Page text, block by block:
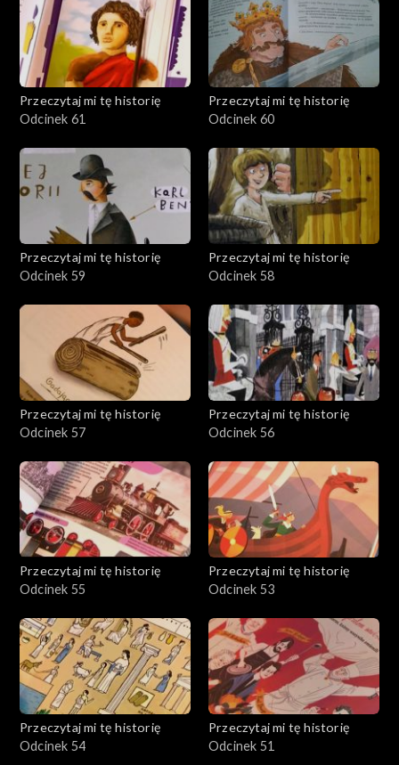
Przeczytaj mi tę historię
Odcinek 61
Przeczytaj mi tę historię
Odcinek 60
Przeczytaj mi tę historię
Odcinek 59
Przeczytaj mi tę historię
Odcinek 58
Przeczytaj mi tę historię
Odcinek 57
Przeczytaj mi tę historię
Odcinek 56
Przeczytaj mi tę historię
Odcinek 55
Przeczytaj mi tę historię
Odcinek 53
Przeczytaj mi tę historię
Odcinek 54
Przeczytaj mi tę historię
Odcinek 51